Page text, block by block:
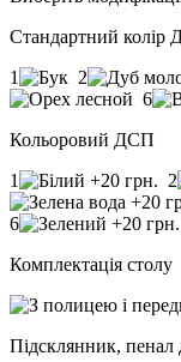
Стандартний колір
1
2
6
Кольоровий ДСП
1
2
6
Комплектація столу
Підсклянник, пенал